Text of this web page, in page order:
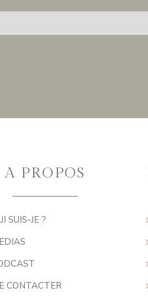
A PROPOS
SUIS-JE ?
CONTACTER